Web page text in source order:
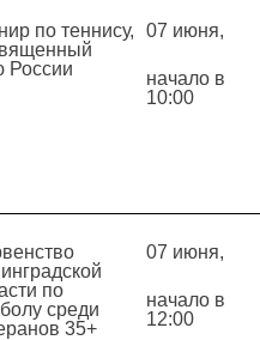
по теннису,
России
07 июня,
начало в
10:00
по
среди
35+
07 июня,
начало в
12:00